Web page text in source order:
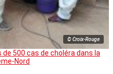
© Croix-Rouge
de 500 cas de choléra dans la
Nord